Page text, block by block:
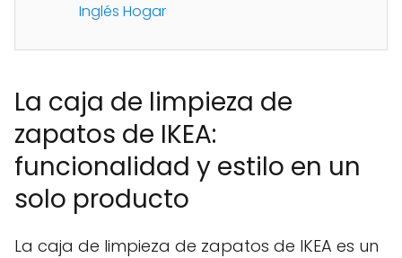
Inglés Hogar
La caja de limpieza de
zapatos de IKEA:
funcionalidad y estilo en un
solo producto
La caja de limpieza de zapatos de IKEA es un